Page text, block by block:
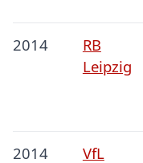
2014
RB
Leipzig
2014 VfL